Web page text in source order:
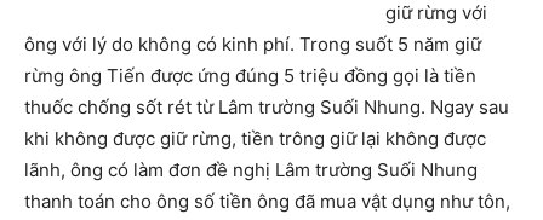
giữ rừng với
ông với lý do không có kinh phí. Trong suốt 5 năm giữ
rừng ông Tiến được ứng đúng 5 triệu đồng gọi là tiền
thuốc chống sốt rét từ Lâm trường Suối Nhung. Ngay sau
khi không được giữ rừng, tiền trông giữ lại không được
lãnh, ông có làm đơn đề nghị Lâm trường Suối Nhung
thanh toán cho ông số tiền ông đã mua vật dụng như tôn,